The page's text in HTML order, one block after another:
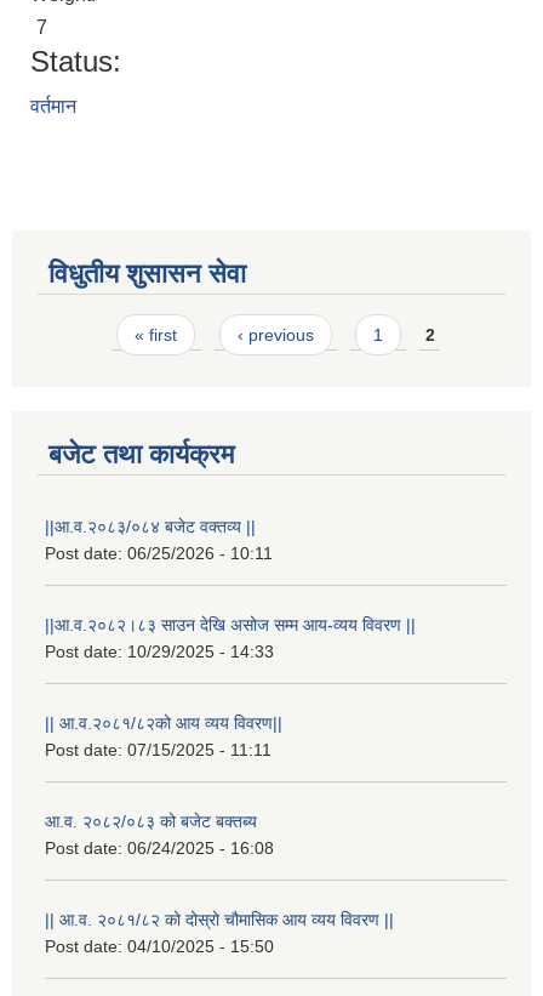
7
Status:
वर्तमान
विधुतीय शुसासन सेवा
Pages« first ‹ previous 1 2
बजेट तथा कार्यक्रम
||आ.व.२०८३/०८४ बजेट वक्तव्य ||
Post date: 06/25/2026 - 10:11
||आ.व.२०८२।८३ साउन देखि असोज सम्म आय-व्यय विवरण ||
Post date: 10/29/2025 - 14:33
|| आ.व.२०८१/८२को आय व्यय विवरण||
Post date: 07/15/2025 - 11:11
आ.व. २०८२/०८३ को बजेट बक्तब्य
Post date: 06/24/2025 - 16:08
|| आ.व. २०८१/८२ को दोस्रो चौमासिक आय व्यय विवरण ||
Post date: 04/10/2025 - 15:50